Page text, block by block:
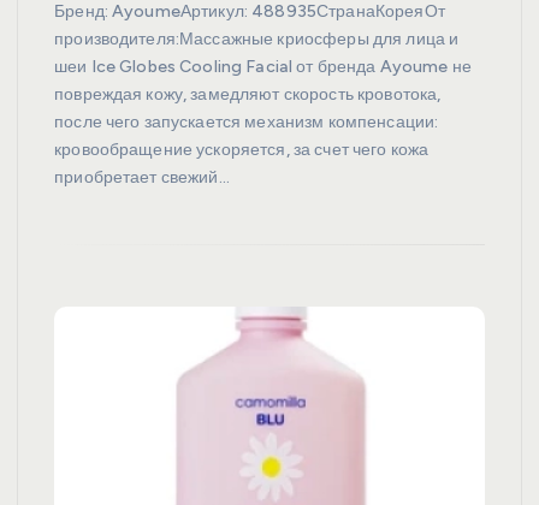
Бренд: AyoumeАртикул: 488935СтранаКореяОт
производителя:Массажные криосферы для лица и
шеи Ice Globes Cooling Facial от бренда Ayoume не
повреждая кожу, замедляют скорость кровотока,
после чего запускается механизм компенсации:
кровообращение ускоряется, за счет чего кожа
приобретает свежий…